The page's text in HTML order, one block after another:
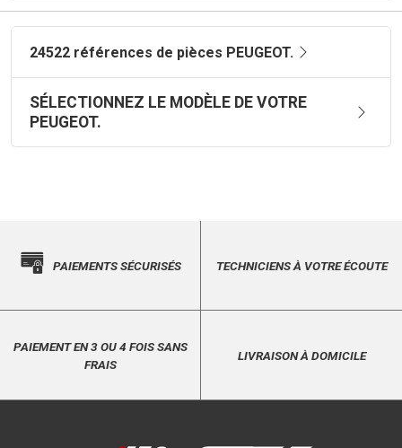
24522 références de pièces PEUGEOT.
SÉLECTIONNEZ LE MODÈLE DE VOTRE
PEUGEOT.
PAIEMENTS SÉCURISÉS TECHNICIENS À VOTRE ÉCOUTE
PAIEMENT EN 3 OU 4 FOIS SANS
FRAIS
LIVRAISON À DOMICILE